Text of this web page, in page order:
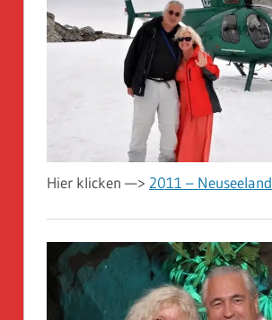
Hier klicken —> 2011 – Neuseeland